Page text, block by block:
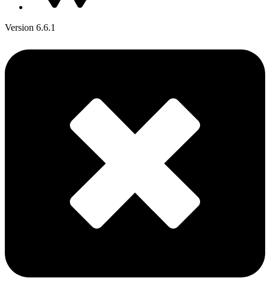
Version 6.6.1